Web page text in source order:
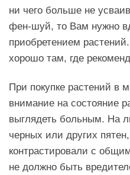
ни чего больше не
фен-шуй, то Вам нужно
приобретением
хорошо там, где
При покупке растений в
внимание на состояние
выглядеть больным. На
черных или других
контрастировали с
не должно быть